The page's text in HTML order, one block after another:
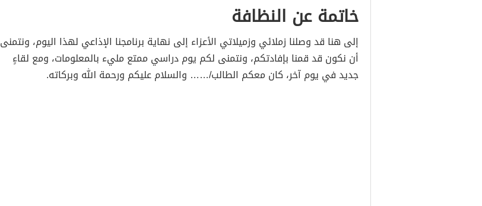
خاتمة عن النظافة
إلى هنا قد وصلنا زملائي وزميلاتي الأعزاء إلى نهاية برنامجنا الإذاعي لهذا اليوم، ونتمنى
أن نكون قد قمنا بإفادتكم، ونتمنى لكم يوم دراسي ممتع مليء بالمعلومات، ومع لقاءٍ
جديد في يوم آخر، كان معكم الطالب/…… ​والسلام عليكم ورحمة الله وبركاته.